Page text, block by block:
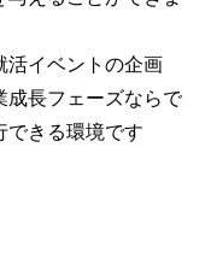
活イベントの企画
成長フェーズならで
できる環境です